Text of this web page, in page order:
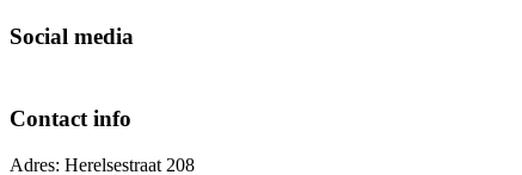
Social media
Contact info
Adres: Herelsestraat 208